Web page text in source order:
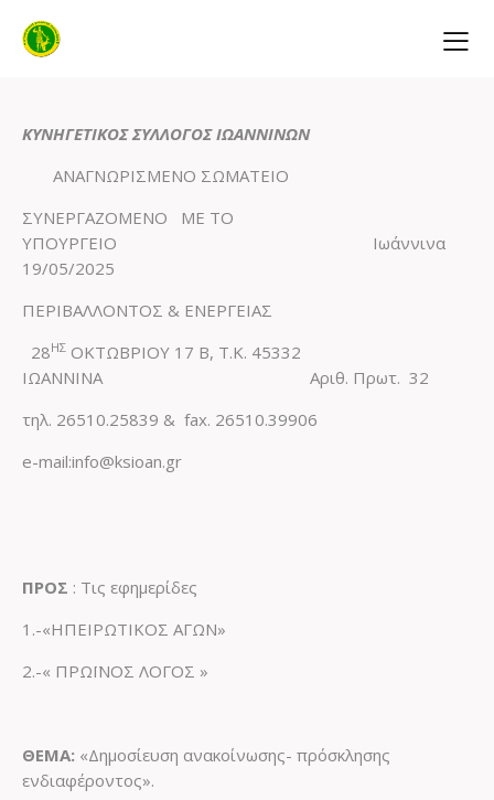
ΚΥΝΗΓΕΤΙΚΟΣ ΣΥΛΛΟΓΟΣ ΙΩΑΝΝΙΝΩΝ
ΑΝΑΓΝΩΡΙΣΜΕΝΟ ΣΩΜΑΤΕΙΟ
ΣΥΝΕΡΓΑΖΟΜΕΝΟ ΜΕ ΤΟ
ΥΠΟΥΡΓΕΙΟ Ιωάννινα
19/05/2025
ΠΕΡΙΒΑΛΛΟΝΤΟΣ & ΕΝΕΡΓΕΙΑΣ
28ΗΣ ΟΚΤΩΒΡΙΟΥ 17 Β, Τ.Κ. 45332
ΙΩΑΝΝΙΝΑ
Αριθ. Πρωτ. 32
τηλ. 26510.25839 & fax. 26510.39906
e-mail:info@ksioan.gr
ΠΡΟΣ : Τις εφημερίδες
1.-«ΗΠΕΙΡΩΤΙΚΟΣ ΑΓΩΝ»
2.-« ΠΡΩΪΝΟΣ ΛΟΓΟΣ »
ΘΕΜΑ: «Δημοσίευση ανακοίνωσης- πρόσκλησης
ενδιαφέροντος».